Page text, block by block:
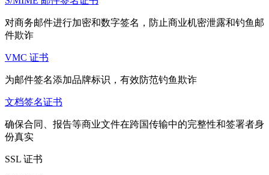
对商务邮件进行加密和数字签名，防止商业机密泄露和钓鱼邮
件欺诈
VMC 证书
为邮件签名添加品牌标识，有效防范钓鱼欺诈
文档签名证书
确保合同、报告等商业文件在跨国传输中的完整性和签署者身
份真实
SSL 证书